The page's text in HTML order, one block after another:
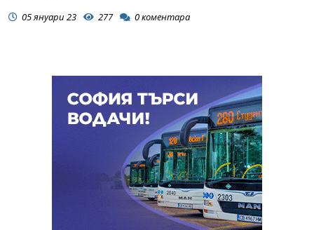
05 януари 23 277 0коментара